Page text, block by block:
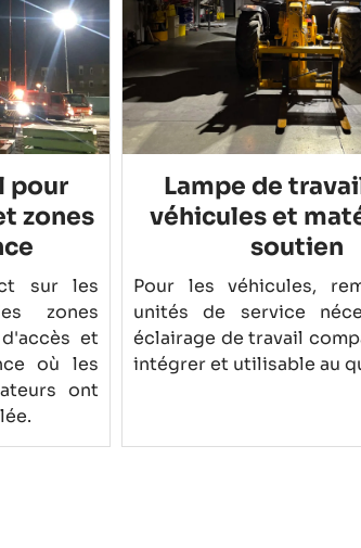
pour
zones
sur les
zones
et
où les
ont
Lampe de
véhicules et
soutien
Pour les véhicules,
unités de service
éclairage de travail
intégrer et utilisable au